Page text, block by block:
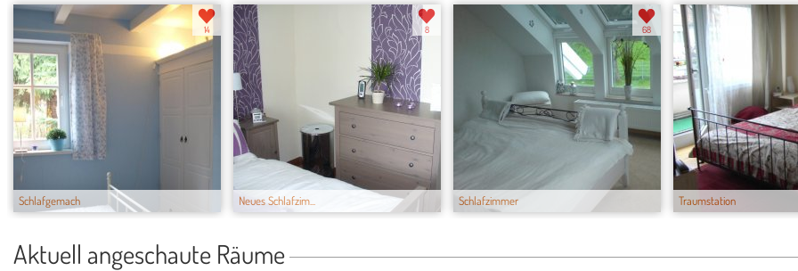
Schlafgemach
14
Neues Schlafzim...
8
Schlafzimmer
68
Traumstation
Aktuell angeschaute Räume